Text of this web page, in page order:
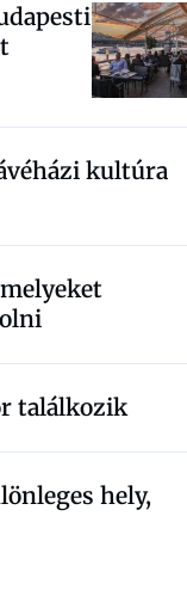
kultúra
találkozik
hely,